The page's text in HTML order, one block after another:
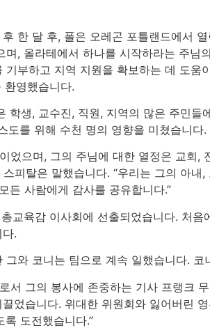
한 달 후, 폴은 오레곤 포틀랜드에서
, 올라테에서 하나를 시작하라는 주
기부하고 지역 지원을 확보하는 데 도
영했습니다.
학생, 교수진, 직원, 지역의 많은 주민
도를 위해 수천 명의 영향을 미쳤습니다.
었으며, 그의 주님에 대한 열정은 교회
피탈은 말했습니다. “우리는 그의 아
든 사람에게 감사를 공유합니다.”
교육감 이사회에 선출되었습니다. 처
.
그와 코니는 팀으로 계속 일했습니다.
서 그의 봉사에 존중하는 기사 프랭크
었습니다. 위대한 위원회와 잃어버린
도전했습니다.”